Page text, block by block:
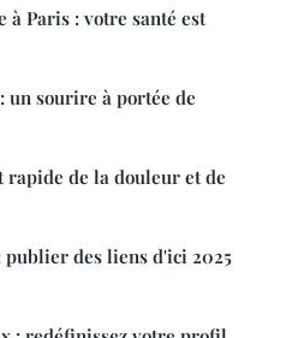
Paris : votre santé est
un sourire à portée de
rapide de la douleur et de
publier des liens d'ici 2025